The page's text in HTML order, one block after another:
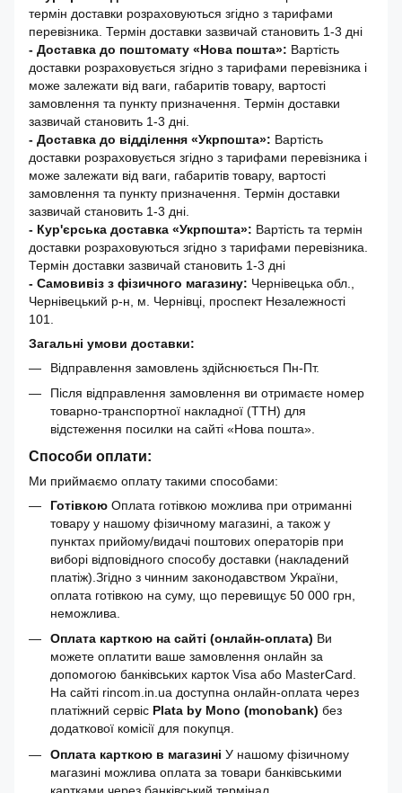
термін доставки розраховуються згідно з тарифами
перевізника. Термін доставки зазвичай становить 1-3 дні
- Доставка до поштомату «Нова пошта»: Вартість
доставки розраховується згідно з тарифами перевізника і
може залежати від ваги, габаритів товару, вартості
замовлення та пункту призначення. Термін доставки
зазвичай становить 1-3 дні.
- Доставка до відділення «Укрпошта»: Вартість
доставки розраховується згідно з тарифами перевізника і
може залежати від ваги, габаритів товару, вартості
замовлення та пункту призначення. Термін доставки
зазвичай становить 1-3 дні.
- Кур'єрська доставка «Укрпошта»: Вартість та термін
доставки розраховуються згідно з тарифами перевізника.
Термін доставки зазвичай становить 1-3 дні
- Самовивіз з фізичного магазину: Чернівецька обл.,
Чернівецький р-н, м. Чернівці, проспект Незалежності
101.
Загальні умови доставки:
Відправлення замовлень здійснюється Пн-Пт.
Після відправлення замовлення ви отримаєте номер
товарно-транспортної накладної (ТТН) для
відстеження посилки на сайті «Нова пошта».
Способи оплати:
Ми приймаємо оплату такими способами:
Готівкою Оплата готівкою можлива при отриманні
товару у нашому фізичному магазині, а також у
пунктах прийому/видачі поштових операторів при
виборі відповідного способу доставки (накладений
платіж).Згідно з чинним законодавством України,
оплата готівкою на суму, що перевищує 50 000 грн,
неможлива.
Оплата карткою на сайті (онлайн-оплата) Ви
можете оплатити ваше замовлення онлайн за
допомогою банківських карток Visa або MasterCard.
На сайті rincom.in.ua доступна онлайн-оплата через
платіжний сервіс Plata by Mono (monobank) без
додаткової комісії для покупця.
Оплата карткою в магазині У нашому фізичному
магазині можлива оплата за товари банківськими
картками через банківський термінал.